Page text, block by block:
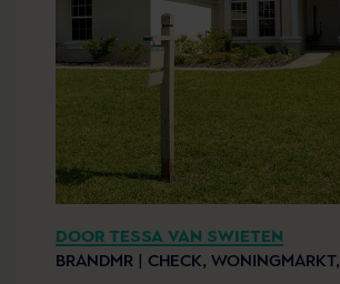
DOOR TESSA VAN SWIETEN
BRANDMR |
CHECK, WONINGMARKT,